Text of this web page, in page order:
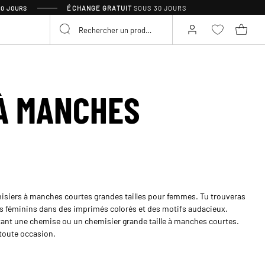
JOURS ÉCHANGE GRATUITSOUS 30 JOURS
MANCHES
à manches courtes grandes tailles pour femmes. Tu trouveras
féminins dans des imprimés colorés et des motifs audacieux.
une chemise ou un chemisier grande taille à manches courtes.
occasion.